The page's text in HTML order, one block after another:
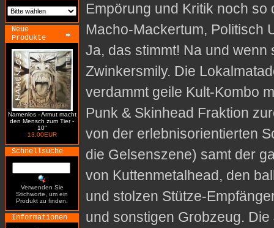
Neue
Produkte
Namenlos - Armut macht
den Mensch zum Tier -
10"
13.00EUR
Schnellsuche
Verwenden Sie
Stichworte, um ein
Produkt zu finden.
Informationen
Empörung und Kritik noch
Macho-Mackertum, Politisch
Ja, das stimmt! Na und
Zwinkersmily. Die
verdammt geile Kult-Kombo
Punk & Skinhead Fraktion
von der erlebnisorientierten
die Gelsenszene) samt der
von Kuttenmetalhead, den
und stolzen Stütze-
und sonstigen Grobzeug.